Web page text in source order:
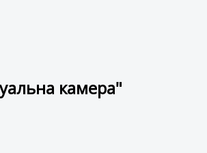
камера"